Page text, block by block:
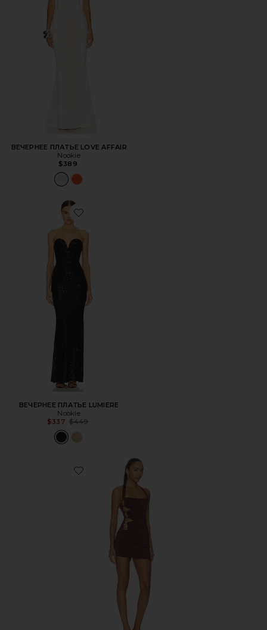
ВЕЧЕРНЕЕ ПЛАТЬЕ LOVE AFFAIR
Nookie
$389
Favorite ВЕЧЕРНЕЕ ПЛАТЬЕ LUMIERE
ВЕЧЕРНЕЕ ПЛАТЬЕ LUMIERE
Nookie
$337 Previous price:
$449
Favorite МИНИ ПЛАТЬЕ PETRA